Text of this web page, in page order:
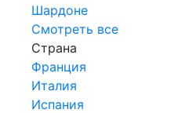
Шардоне
Смотреть все
Страна
Франция
Италия
Испания